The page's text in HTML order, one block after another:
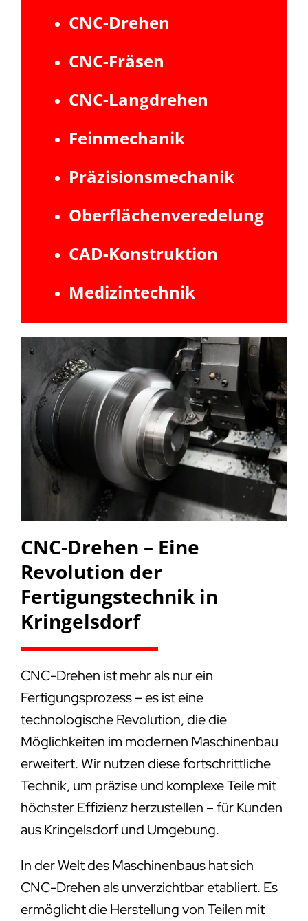
CNC-Drehen
CNC-Fräsen
CNC-Langdrehen
Feinmechanik
Präzisionsmechanik
Oberflächenveredelung
CAD-Konstruktion
Medizintechnik
CNC-Drehen – Eine
Revolution der
Fertigungstechnik in
Kringelsdorf
CNC-Drehen ist mehr als nur ein
Fertigungsprozess – es ist eine
technologische Revolution, die die
Möglichkeiten im modernen Maschinenbau
erweitert. Wir nutzen diese fortschrittliche
Technik, um präzise und komplexe Teile mit
höchster Effizienz herzustellen – für Kunden
aus Kringelsdorf und Umgebung.
In der Welt des Maschinenbaus hat sich
CNC-Drehen als unverzichtbar etabliert. Es
ermöglicht die Herstellung von Teilen mit